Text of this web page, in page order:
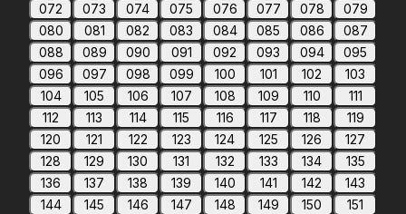
072
073 074 075 076 077 078
079
080
081 082 083 084 085 086
087
088
089 090 091 092 093 094
095
096
097 098 099 100 101 102
103
104
105 106 107 108 109 110
111
112
113 114 115 116 117 118
119
120
121 122 123 124 125 126
127
128
129 130 131 132 133 134
135
136
137 138 139 140 141 142
143
144
145 146 147 148 149 150
151